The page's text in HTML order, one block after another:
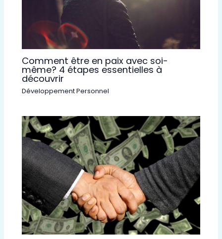
Comment être en paix avec soi-
même? 4 étapes essentielles à
découvrir
Développement Personnel